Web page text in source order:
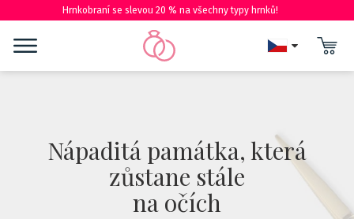
Hrnkobraní se slevou 20 % na všechny typy hrnků!
Nápaditá památka, která
zůstane stále
na očích